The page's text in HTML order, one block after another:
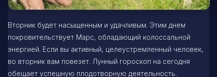
Вторник будет насыщенным и удачливым. Этим днем
покровительствует Марс, обладающий колоссальной
энергией. Если вы активный, целеустремленный человек,
во вторник вам повезет. Лунный гороскоп на сегодня
обещает успешную плодотворную деятельность.